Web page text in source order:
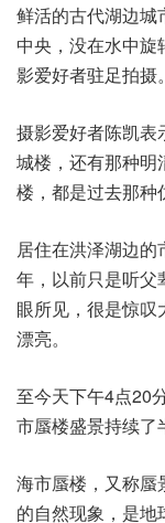
鲜活的古代湖边城
中央，没在水中
影爱好者驻足拍摄。
摄影爱好者陈凯表
城楼，还有那种明
楼，都是过去那种
居住在洪泽湖边
年，以前只是听父
眼所见，很是惊
漂亮。
至今天下午4点20
市蜃楼盛景持续了
海市蜃楼，又称蜃
的自然现象，是